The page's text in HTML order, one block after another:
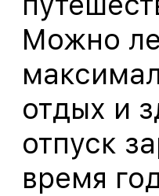
Можно
отдых и
отпуск
время